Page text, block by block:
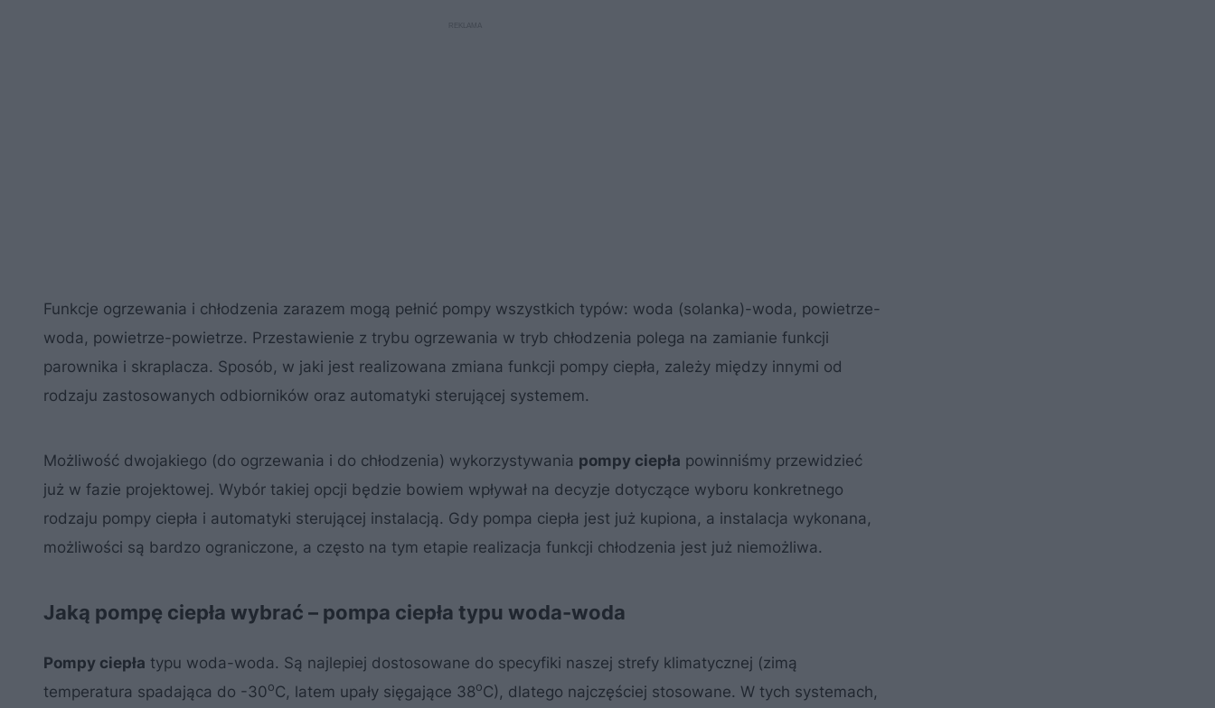
Funkcje ogrzewania i chłodzenia zarazem mogą pełnić pompy wszystkich typów: woda (solanka)-woda, powietrze-
woda, powietrze-powietrze. Przestawienie z trybu ogrzewania w tryb chłodzenia polega na zamianie funkcji
parownika i skraplacza. Sposób, w jaki jest realizowana zmiana funkcji pompy ciepła, zależy między innymi od
rodzaju zastosowanych odbiorników oraz automatyki sterującej systemem.
Możliwość dwojakiego (do ogrzewania i do chłodzenia) wykorzystywania pompy ciepła powinniśmy przewidzieć
już w fazie projektowej. Wybór takiej opcji będzie bowiem wpływał na decyzje dotyczące wyboru konkretnego
rodzaju pompy ciepła i automatyki sterującej instalacją. Gdy pompa ciepła jest już kupiona, a instalacja wykonana,
możliwości są bardzo ograniczone, a często na tym etapie realizacja funkcji chłodzenia jest już niemożliwa.
Jaką pompę ciepła wybrać – pompa ciepła typu woda-woda
Pompy ciepła typu woda-woda. Są najlepiej dostosowane do specyfiki naszej strefy klimatycznej (zimą
temperatura spadająca do -30oC, latem upały sięgające 38oC), dlatego najczęściej stosowane. W tych systemach,